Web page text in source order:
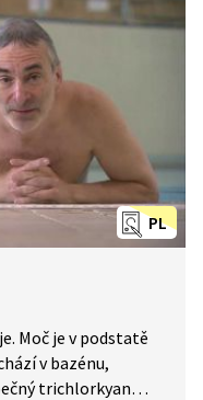
založených
do země.
PL
Moč je v podstatě
v bazénu,
trichlorkyan